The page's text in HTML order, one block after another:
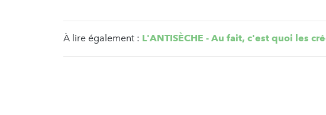
À lire également : L'ANTISÈCHE - Au fait, c'est quoi les